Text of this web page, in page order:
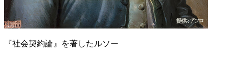
『社会契約論』を著したルソー